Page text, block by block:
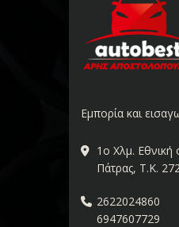
Εμπορία και
1ο Χλμ. Εθνική
Πάτρας, Τ.Κ.
2622024860
6947607729